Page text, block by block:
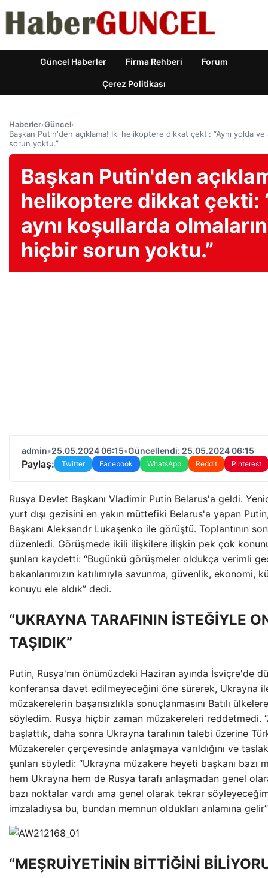
Güncel Haberler Firma Rehberi Forum
Çerez Politikası
Haberler›Güncel›
Başkan Putin'den açıklama! İki helikoptere dikkat çekti: “Aynı yolda
sorun yoktu.”
Başkan Putin'den
helikoptere dikkat çekti:
aynı koşullarda
hiçbir sorun yoktu.”
admin•25.05.2024 06:15•Güncellendi: 25.05.2024 06:15
Paylaş: Twitter Facebook WhatsApp Reddit Pinterest
Rusya Devlet Başkanı Vladimir Putin Belarus'a geldi.
yurt dışı gezisini en yakın müttefiki Belarus'a yapan
Başkanı Aleksandr Lukaşenko ile görüştü. Toplantının
düzenledi. Görüşmede ikili ilişkilere ilişkin pek çok
şunları kaydetti: “Bugünkü görüşmeler oldukça verimli
bakanlarımızın katılımıyla savunma, güvenlik, ekonomi,
konuyu ele aldık” dedi.
“UKRAYNA TARAFININ İSTEĞİYLE
TAŞIDIK”
Putin, Rusya'nın önümüzdeki Haziran ayında İsviçre'de
konferansa davet edilmeyeceğini öne sürerek, Ukrayna
müzakerelerin başarısızlıkla sonuçlanmasını Batılı
söyledim. Rusya hiçbir zaman müzakereleri reddetmedi.
başlattık, daha sonra Ukrayna tarafının talebi üzerine
Müzakereler çerçevesinde anlaşmaya varıldığını ve
şunları söyledi: “Ukrayna müzakere heyeti başkanı bazı
hem Ukrayna hem de Rusya tarafı anlaşmadan genel
bazı noktalar vardı ama genel olarak tekrar
imzaladıysa bu, bundan memnun oldukları anlamına
“MEŞRUİYETİNİN BİTTİĞİNİ